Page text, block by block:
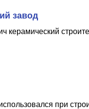
завод
керамический
при